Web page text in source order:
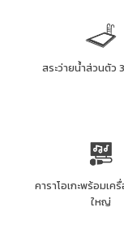
สระว่ายน้ำส่วนตัว
คาราโอเกะพร้อมเค
ใหญ่